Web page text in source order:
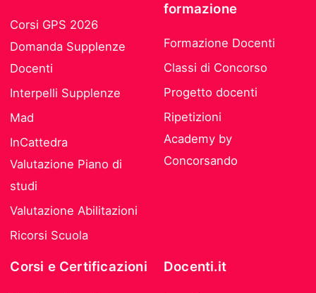
Corsi GPS 2026
Domanda Supplenze
Docenti
Interpelli Supplenze
Mad
InCattedra
Valutazione Piano di
studi
Valutazione Abilitazioni
Ricorsi Scuola
formazione
Formazione Docenti
Classi di Concorso
Progetto docenti
Ripetizioni
Academy by
Concorsando
Corsi e Certificazioni Docenti.it